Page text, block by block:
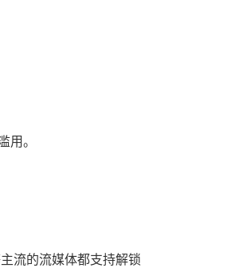
用。
流的流媒体都支持解锁